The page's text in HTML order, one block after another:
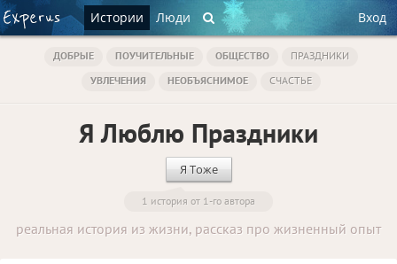
Истории Люди Вход
ДОБРЫЕ ПОУЧИТЕЛЬНЫЕ ОБЩЕСТВО
ПРАЗДНИКИ
УВЛЕЧЕНИЯ
НЕОБЪЯСНИМОЕ СЧАСТЬЕ
Я Люблю Праздники
Я Тоже
1 история от 1-го автора
реальная история из жизни, рассказ про жизненный опыт